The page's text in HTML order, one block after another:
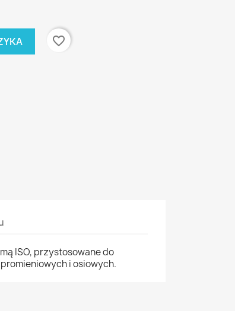
favorite_border
ISO, przystosowane do
i osiowych.